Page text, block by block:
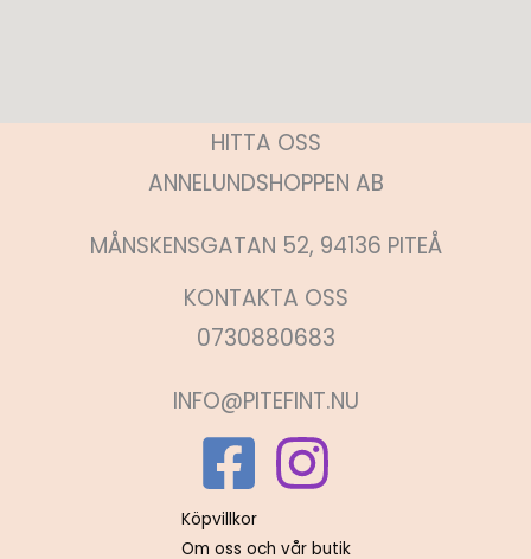
HITTA OSS
ANNELUNDSHOPPEN AB
MÅNSKENSGATAN 52, 94136 PITEÅ
KONTAKTA OSS
0730880683
INFO@PITEFINT.NU
Köpvillkor
Om oss och vår butik